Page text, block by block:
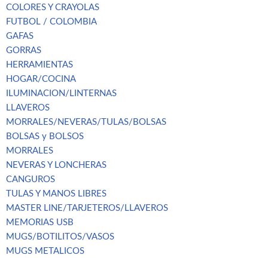
COLORES Y CRAYOLAS
FUTBOL / COLOMBIA
GAFAS
GORRAS
HERRAMIENTAS
HOGAR/COCINA
ILUMINACION/LINTERNAS
LLAVEROS
MORRALES/NEVERAS/TULAS/BOLSAS
BOLSAS y BOLSOS
MORRALES
NEVERAS Y LONCHERAS
CANGUROS
TULAS Y MANOS LIBRES
MASTER LINE/TARJETEROS/LLAVEROS
MEMORIAS USB
MUGS/BOTILITOS/VASOS
MUGS METALICOS